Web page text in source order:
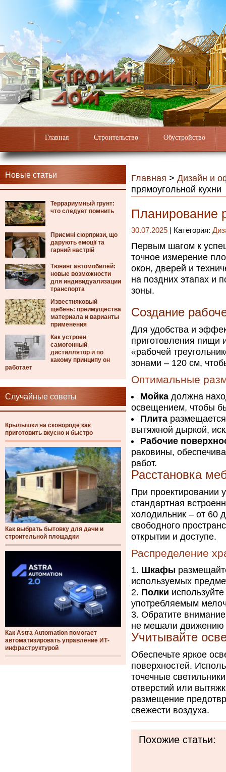
Главная Строительство Обустройство
Новые статьи
Террариумный грунт:
что следует помнить
Приємні сюрпризи, що
дарують емоції та
гарний настрій
Тюнинг автомобилей:
новые возможности
для индивидуализации
транспорта
Известняковый
щебень: преимущества
материала и варианты
применения
Как устроен
самогонный
дистиллятор и по
какому принципу он
работает
Случайные советы
Крылышки на сковороде как
приготовить вкусно и быстро
Как выбрать бытовку для дачи и
строительной площадки
Как Astra Automation помогает
автоматизировать управление ИТ-
инфраструктурой
Главная > Дизайн и
прямоугольной кухни
Планирование
30.07.2025 | Категория:
Первым шагом к
точное измерение
окон, дверей и
на поздних этапах и
зоны.
Создание
Для удобства и
приготовления пищи
«рабочей
зонами – 120 см,
Оптимальные
Мойка должна
освещением, чтобы
Плита
вытяжной дыркой,
Рабочие
раковины,
работ.
Расстановка
При проектировании
стандартная
холодильник – от 60
свободного
открытии и доступе.
Распределение
Шкафы
используемых
Полки
употребляемым
Обратите
не мешали движению
Учитывайте
Обеспечьте яркое
поверхностей.
точечные
отверстий или
размещение
свежести воздуха.
Похожие статьи: